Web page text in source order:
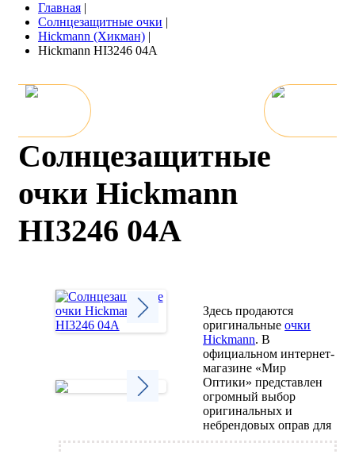
Главная |
Солнцезащитные очки |
Hickmann (Хикман) |
Hickmann HI3246 04A
Солнцезащитные
очки Hickmann
HI3246 04A
Здесь продаются
оригинальныеочки
Hickmann. В
официальном интернет-
магазине «Мир
Оптики» представлен
огромный выбор
оригинальных и
небрендовых оправ для